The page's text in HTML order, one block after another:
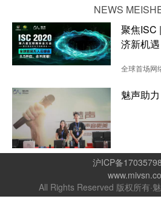
NEWS
聚焦ISC
济新机遇
本届ISC采
魅声助
沪ICP备
All Rights Reserved 版权所有·